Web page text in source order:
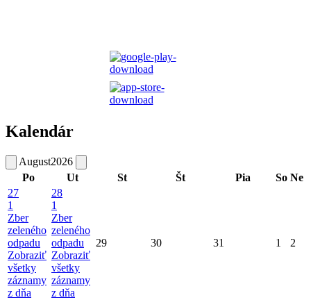
Kalendár
August2026
Po
Ut St Št Pia So Ne
27
1
Zber
zeleného
odpadu
Zobraziť
všetky
záznamy
z dňa
28
1
Zber
zeleného
odpadu
Zobraziť
všetky
záznamy
z dňa
29 30 31 1 2